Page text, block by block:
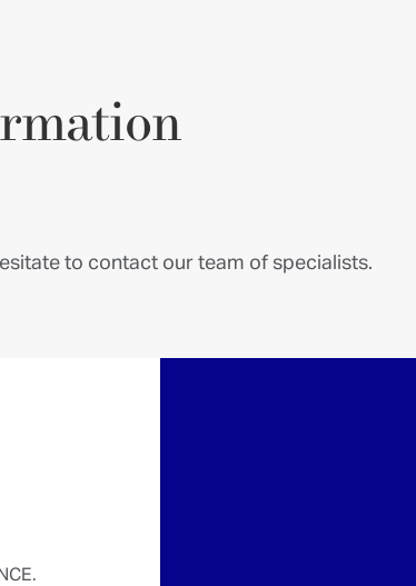
to contact our team of specialists.